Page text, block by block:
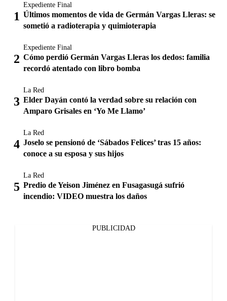
Expediente Final
Últimos momentos de vida de Germán Vargas Lleras: se
sometió a radioterapia y quimioterapia
Expediente Final
Cómo perdió Germán Vargas Lleras los dedos: familia
recordó atentado con libro bomba
La Red
Elder Dayán contó la verdad sobre su relación con
Amparo Grisales en ‘Yo Me Llamo’
La Red
Joselo se pensionó de ‘Sábados Felices’ tras 15 años:
conoce a su esposa y sus hijos
La Red
Predio de Yeison Jiménez en Fusagasugá sufrió
incendio: VIDEO muestra los daños
PUBLICIDAD